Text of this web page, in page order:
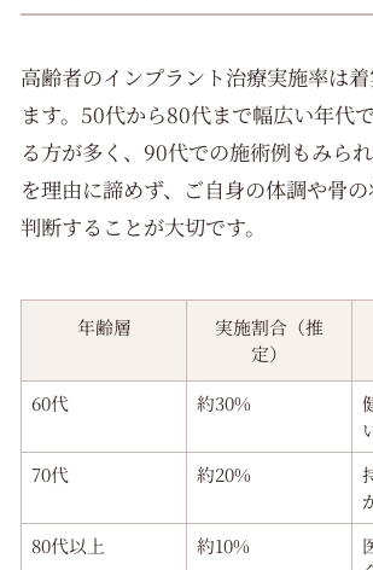
高齢者のインプラント治療実施率は
ます。50代から80代まで幅広い年代
る方が多く、90代での施術例もみら
を理由に諦めず、ご自身の体調や骨
判断することが大切です。
年齢層
実施割合（推
定）
60代 約30%
70代
約20%
80代以上
約10%